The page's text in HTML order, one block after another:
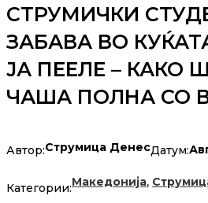
СТРУМИЧКИ
ЗАБАВА ВО
ЈА ПЕЕЛЕ – КАКО
ЧАША ПОЛНА СО
Автор:Струмица ДенесДатум:
Категории:Македонија,